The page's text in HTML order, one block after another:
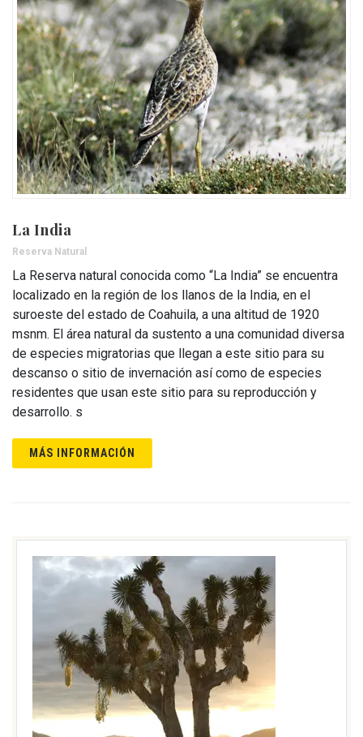
La India
Reserva Natural
La Reserva natural conocida como “La India” se encuentra
localizado en la región de los llanos de la India, en el
suroeste del estado de Coahuila, a una altitud de 1920
msnm. El área natural da sustento a una comunidad diversa
de especies migratorias que llegan a este sitio para su
descanso o sitio de invernación así como de especies
residentes que usan este sitio para su reproducción y
desarrollo. s
MÁS INFORMACIÓN